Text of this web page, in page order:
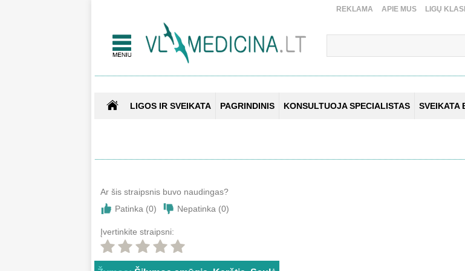
REKLAMA APIE MUS LIGŲ
LIGOS IR SVEIKATA PAGRINDINIS KONSULTUOJA SPECIALISTAS SVEIKATA
Ar šis straipsnis buvo naudingas?
Patinka (0) Nepatinka (0)
Įvertinkite straipsni: